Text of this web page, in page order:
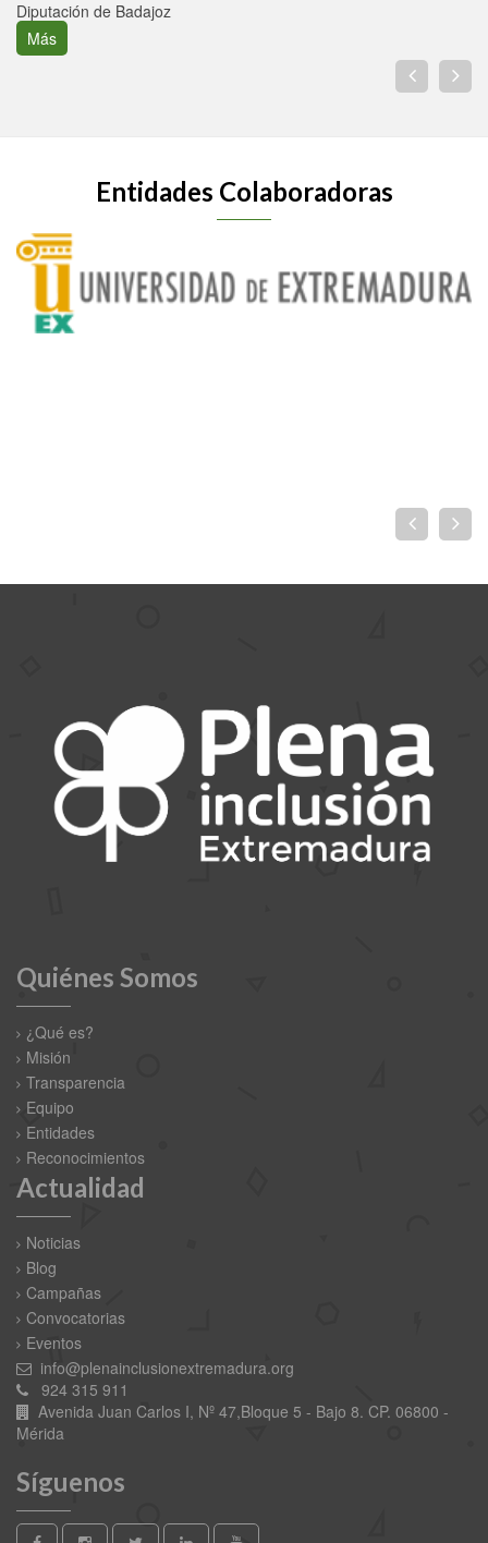
Diputación de Badajoz
Más
Entidades Colaboradoras
Quiénes Somos
¿Qué es?
Misión
Transparencia
Equipo
Entidades
Reconocimientos
Actualidad
Noticias
Blog
Campañas
Convocatorias
Eventos
info@plenainclusionextremadura.org
924 315 911
Avenida Juan Carlos I, Nº 47,Bloque 5 - Bajo 8. CP. 06800 -
Mérida
Síguenos